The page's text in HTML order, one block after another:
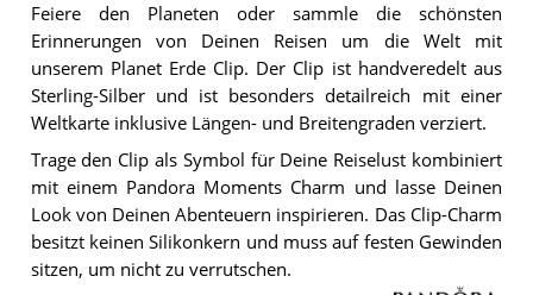
Feiere den Planeten oder sammle die schönsten
Erinnerungen von Deinen Reisen um die Welt mit
unserem Planet Erde Clip. Der Clip ist handveredelt aus
Sterling-Silber und ist besonders detailreich mit einer
Weltkarte inklusive Längen- und Breitengraden verziert.
Trage den Clip als Symbol für Deine Reiselust kombiniert
mit einem Pandora Moments Charm und lasse Deinen
Look von Deinen Abenteuern inspirieren. Das Clip-Charm
besitzt keinen Silikonkern und muss auf festen Gewinden
sitzen, um nicht zu verrutschen.